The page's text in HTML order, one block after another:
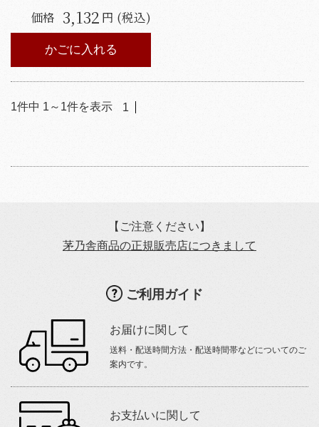
価格 3,132 円 (税込)
かごに入れる
1件中 1 ～ 1件を表示 1
【ご注意ください】
茅乃舎商品の正規販売店につきまして
ご利用ガイド
お届けに関して
送料・配送時間方法・配送時間帯などについてのご
案内です。
お支払いに関して